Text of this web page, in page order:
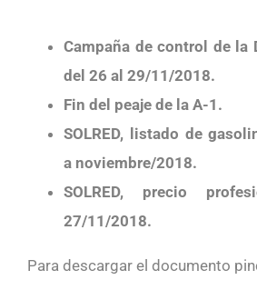
Campaña de control de la
del 26 al 29/11/2018.
Fin del peaje de la A-1.
SOLRED, listado de
a noviembre/2018.
SOLRED, precio
27/11/2018.
Para descargar el documento